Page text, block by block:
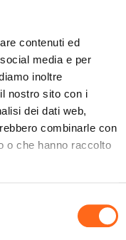
contenuti ed
media e per
inoltre
nostro sito con i
dei dati web,
combinarle con
o che hanno raccolto
08/2026